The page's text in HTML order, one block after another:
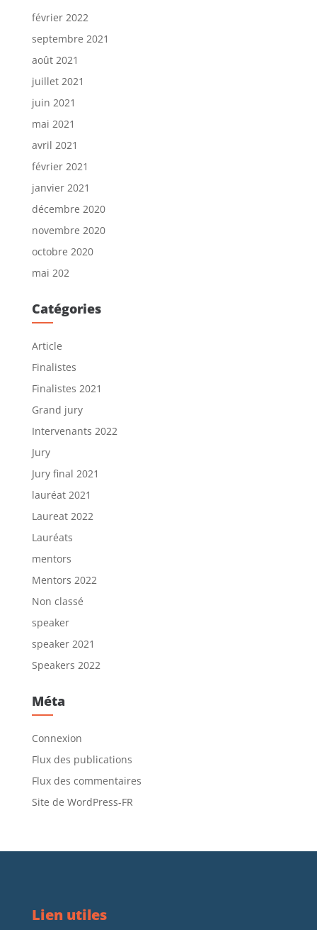
février 2022
septembre 2021
août 2021
juillet 2021
juin 2021
mai 2021
avril 2021
février 2021
janvier 2021
décembre 2020
novembre 2020
octobre 2020
mai 202
Catégories
Article
Finalistes
Finalistes 2021
Grand jury
Intervenants 2022
Jury
Jury final 2021
lauréat 2021
Laureat 2022
Lauréats
mentors
Mentors 2022
Non classé
speaker
speaker 2021
Speakers 2022
Méta
Connexion
Flux des publications
Flux des commentaires
Site de WordPress-FR
Lien utiles